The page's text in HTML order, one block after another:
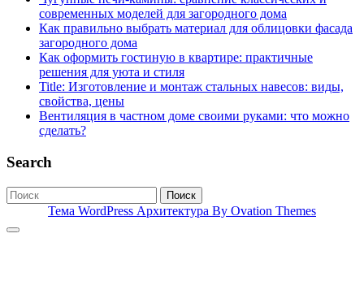
современных моделей для загородного дома
Как правильно выбрать материал для облицовки фасада
загородного дома
Как оформить гостиную в квартире: практичные
решения для уюта и стиля
Title: Изготовление и монтаж стальных навесов: виды,
свойства, цены
Вентиляция в частном доме своими руками: что можно
сделать?
Search
Поиск
Тема WordPress Архитектура By Ovation Themes